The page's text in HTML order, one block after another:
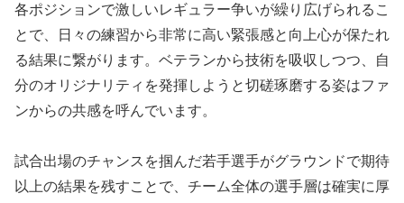
各ポジションで激しいレギュラー争いが繰り広げられるこ
とで、日々の練習から非常に高い緊張感と向上心が保たれ
る結果に繋がります。ベテランから技術を吸収しつつ、自
分のオリジナリティを発揮しようと切磋琢磨する姿はファ
ンからの共感を呼んでいます。
試合出場のチャンスを掴んだ若手選手がグラウンドで期待
以上の結果を残すことで、チーム全体の選手層は確実に厚